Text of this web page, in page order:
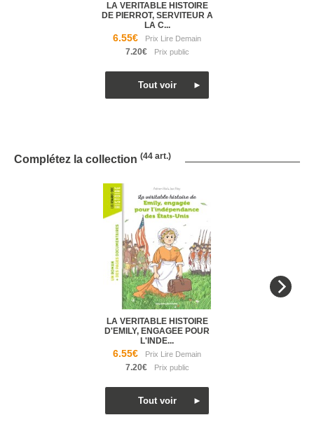
LA VERITABLE HISTOIRE
DE PIERROT, SERVITEUR A
LA C...
6.55€
7.20€
Complétez la collection (44 art.)
LA VERITABLE HISTOIRE
D'EMILY, ENGAGEE POUR
L'INDE...
6.55€
7.20€